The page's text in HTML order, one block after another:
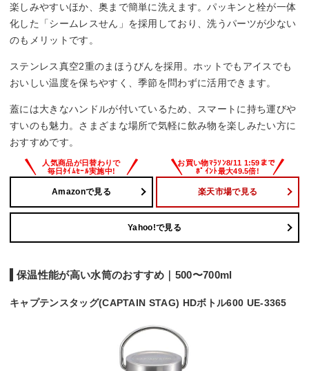
楽しみやすいほか、奥まで簡単に洗えます。パッキンと栓が一体
化した「シームレスせん」を採用しており、洗うパーツが少ない
のもメリットです。
ステンレス真空2重のまほうびんを採用。ホットでもアイスでも
おいしい温度を保ちやすく、季節を問わずに活用できます。
蓋には大きなハンドルが付いているため、スマートに持ち運びや
すいのも魅力。さまざまな場所で気軽に飲み物を楽しみたい方に
おすすめです。
Amazonで見る 楽天市場で見る
Yahoo!で見る
保温性能が高い水筒のおすすめ｜500〜700ml
キャプテンスタッグ(CAPTAIN STAG) HDボトル600 UE-3365